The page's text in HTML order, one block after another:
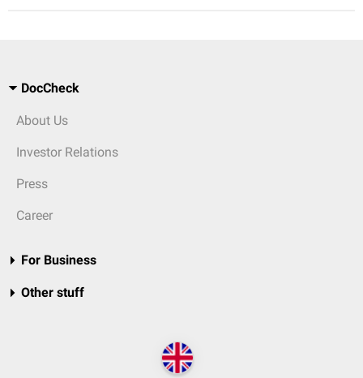
DocCheck
About Us
Investor Relations
Press
Career
For Business
Other stuff